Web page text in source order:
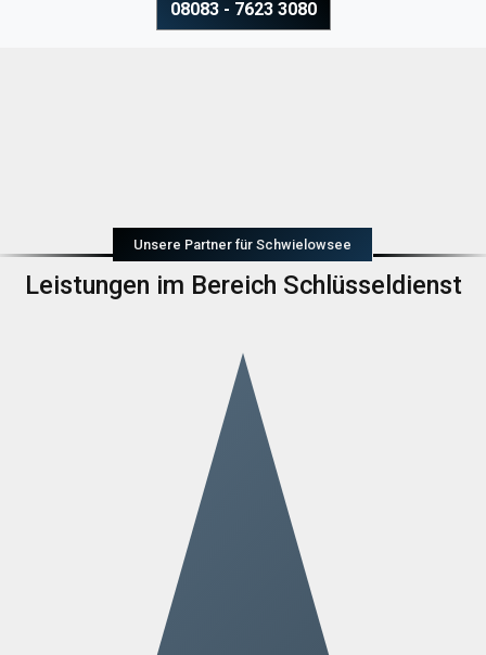
08083 - 7623 3080
Unsere Partner für Schwielowsee
Leistungen im Bereich Schlüsseldienst